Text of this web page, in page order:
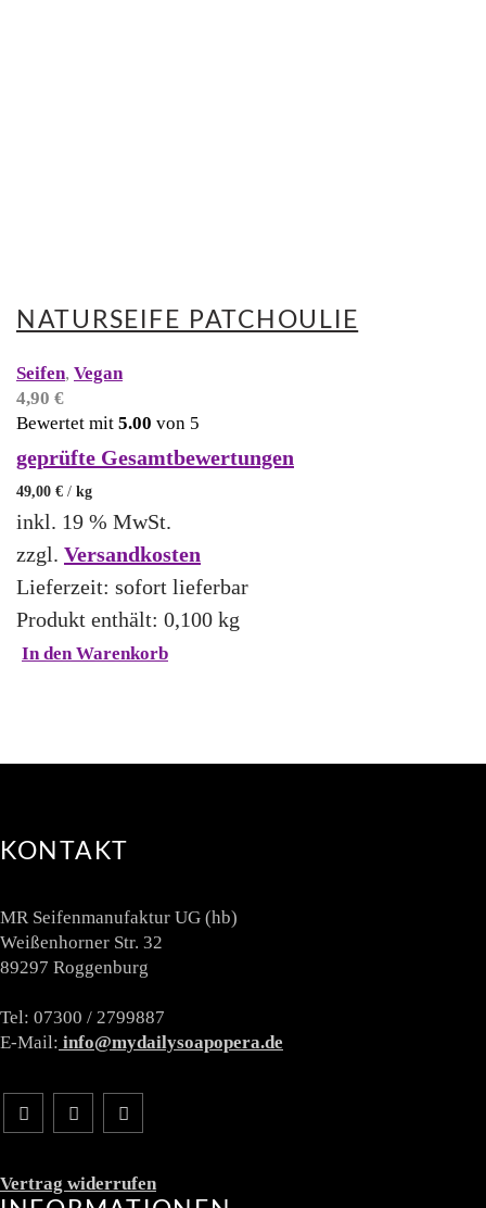
NATURSEIFE PATCHOULIE
Seifen, Vegan
4,90 €
Bewertet mit 5.00 von 5
geprüfte Gesamtbewertungen
49,00 € / kg
inkl. 19 % MwSt.
zzgl. Versandkosten
Lieferzeit: sofort lieferbar
Produkt enthält: 0,100 kg
In den Warenkorb
KONTAKT
MR Seifenmanufaktur UG (hb)
Weißenhorner Str. 32
89297 Roggenburg
Tel: 07300 / 2799887
E-Mail: info@mydailysoapopera.de
Vertrag widerrufen